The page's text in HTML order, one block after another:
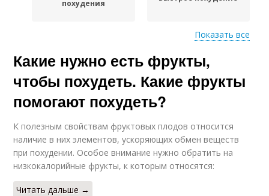
похудения
Похудение на овощах
Показать все
Какие нужно есть фрукты,
чтобы похудеть. Какие фрукты
помогают похудеть?
К полезным свойствам фруктовых плодов относится
наличие в них элементов, ускоряющих обмен веществ
при похудении. Особое внимание нужно обратить на
низкокалорийные фрукты, к которым относятся:
Читать дальше →